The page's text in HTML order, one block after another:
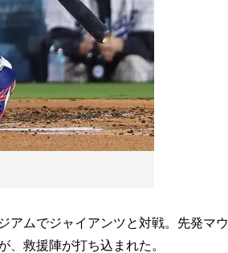
ムでジャイアンツと対戦。先発マウ
、救援陣が打ち込まれた。